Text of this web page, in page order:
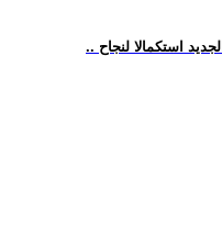
استكمالا لنجاح